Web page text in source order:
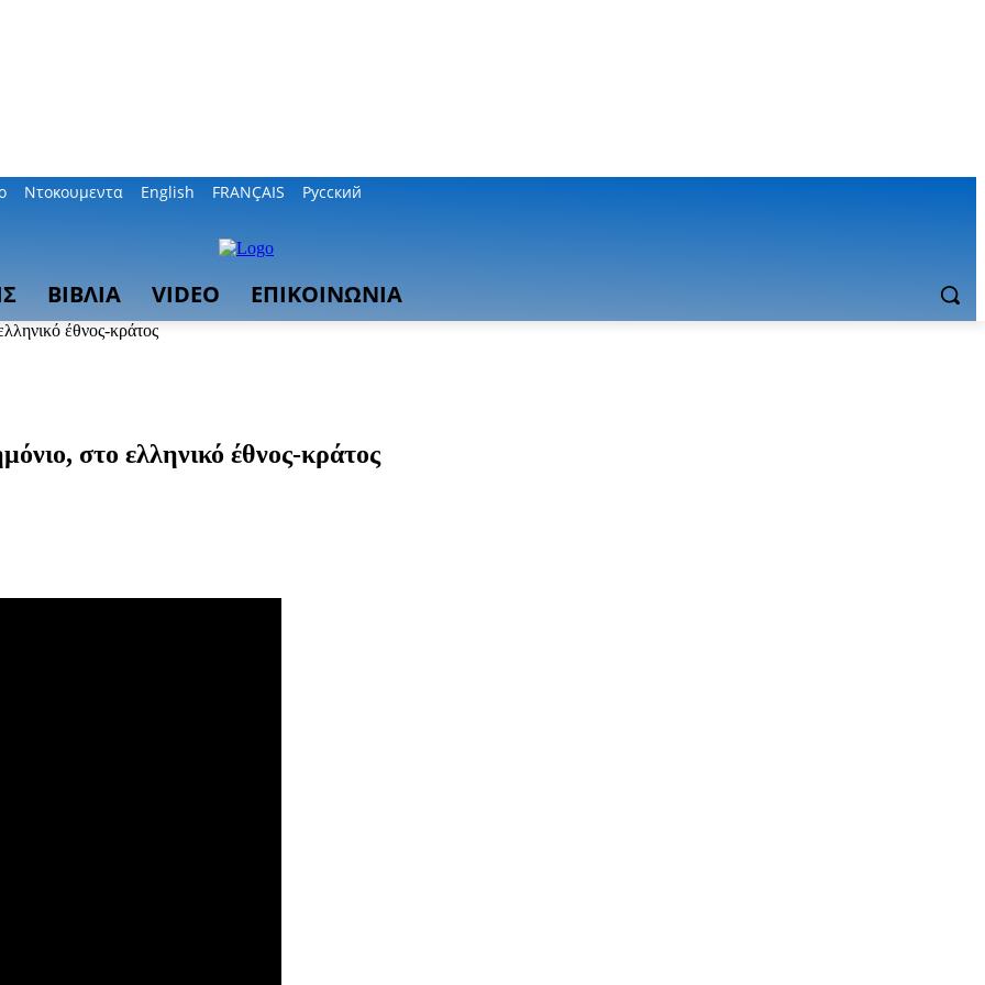
Ντοκουμεντα English FRANÇAIS Русский
ΒΙΒΛΙΑ VIDEO ΕΠΙΚΟΙΝΩΝΙΑ
έθνος-κράτος
στο ελληνικό έθνος-κράτος